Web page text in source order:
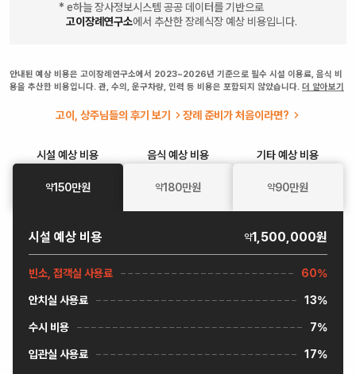
* e하늘 장사정보시스템 공공 데이터를 기반으로
고이장례연구소에서 추산한 장례식장 예상 비용입니다.
안내된 예상 비용은 고이장례연구소에서 2023~2026년 기준으로 필수 시설 이용료, 음식 비
용을 추산한 비용입니다. 관, 수의, 운구차량, 인력 등 비용은 포함되지 않았습니다. 더 알아보기
고이, 상주님들의 후기 보기 장례 준비가 처음이라면?
시설 예상 비용
약150만원
음식 예상 비용
약180만원
기타예상 비용
약90만원
시설 예상 비용 약1,500,000원
빈소, 접객실 사용료 60%
안치실 사용료 13%
수시 비용 7%
입관실 사용료 17%